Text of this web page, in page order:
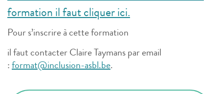
formation il faut cliquer ici.
Pour s’inscrire à cette formation
il faut contacter Claire Taymans par email
: format@inclusion-asbl.be.